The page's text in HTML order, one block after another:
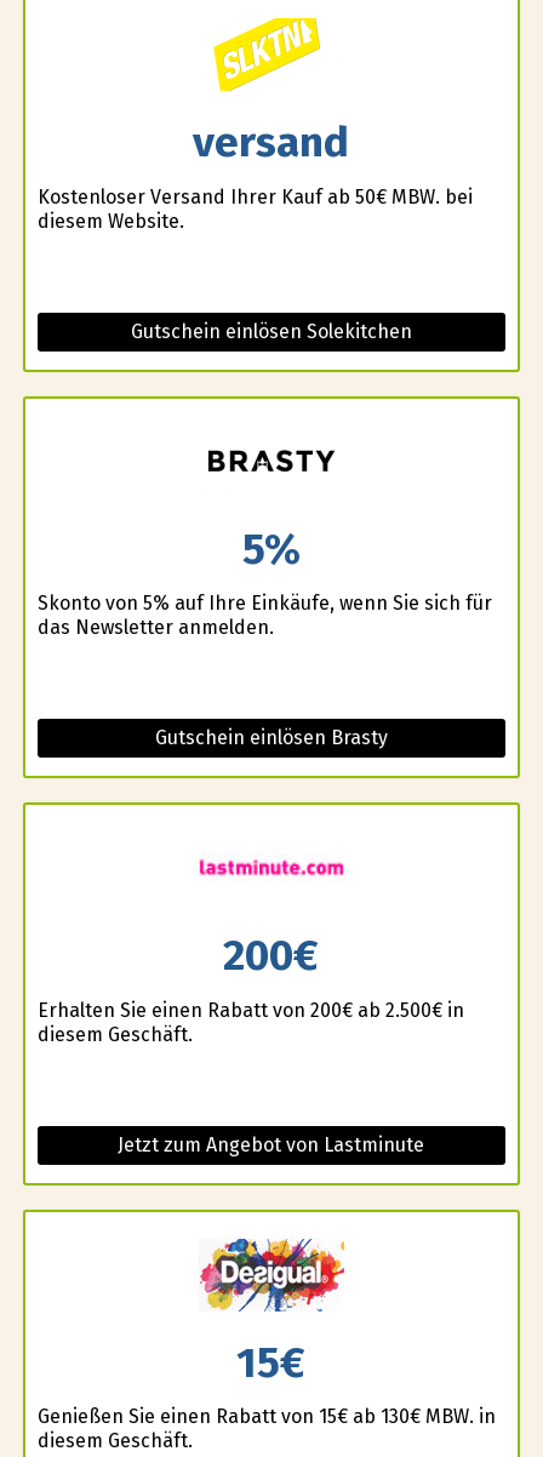
versand
Kostenloser Versand Ihrer Kauf ab 50€ MBW. bei
diesem Website.
Gutschein einlösen Solekitchen
5%
Skonto von 5% auf Ihre Einkäufe, wenn Sie sich für
das Newsletter anmelden.
Gutschein einlösen Brasty
200€
Erhalten Sie einen Rabatt von 200€ ab 2.500€ in
diesem Geschäft.
Jetzt zum Angebot von Lastminute
15€
Genießen Sie einen Rabatt von 15€ ab 130€ MBW. in
diesem Geschäft.